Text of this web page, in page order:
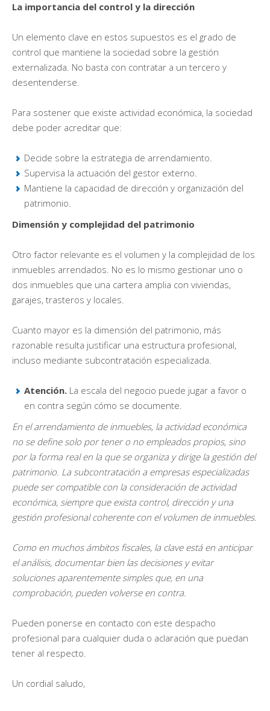
La importancia del control y la dirección
Un elemento clave en estos supuestos es el grado de
control que mantiene la sociedad sobre la gestión
externalizada. No basta con contratar a un tercero y
desentenderse.
Para sostener que existe actividad económica, la sociedad
debe poder acreditar que:
Decide sobre la estrategia de arrendamiento.
Supervisa la actuación del gestor externo.
Mantiene la capacidad de dirección y organización del
patrimonio.
Dimensión y complejidad del patrimonio
Otro factor relevante es el volumen y la complejidad de los
inmuebles arrendados. No es lo mismo gestionar uno o
dos inmuebles que una cartera amplia con viviendas,
garajes, trasteros y locales.
Cuanto mayor es la dimensión del patrimonio, más
razonable resulta justificar una estructura profesional,
incluso mediante subcontratación especializada.
Atención. La escala del negocio puede jugar a favor o
en contra según cómo se documente.
En el arrendamiento de inmuebles, la actividad económica
no se define solo por tener o no empleados propios, sino
por la forma real en la que se organiza y dirige la gestión del
patrimonio. La subcontratación a empresas especializadas
puede ser compatible con la consideración de actividad
económica, siempre que exista control, dirección y una
gestión profesional coherente con el volumen de inmuebles.
Como en muchos ámbitos fiscales, la clave está en anticipar
el análisis, documentar bien las decisiones y evitar
soluciones aparentemente simples que, en una
comprobación, pueden volverse en contra.
Pueden ponerse en contacto con este despacho
profesional para cualquier duda o aclaración que puedan
tener al respecto.
Un cordial saludo,